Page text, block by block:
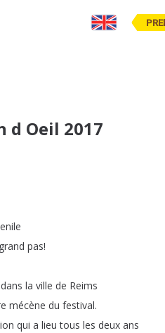
d Oeil 2017
grand pas!
dans la ville de Reims
mécène du festival.
qui a lieu tous les deux ans